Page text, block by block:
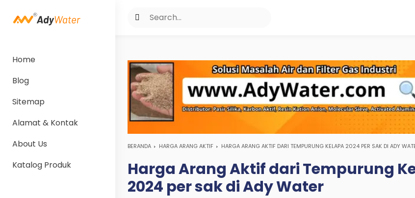
Home
Blog
Sitemap
Alamat & Kontak
About Us
Katalog Produk
BERANDA HARGA ARANG AKTIF HARGA ARANG AKTIF DARI TEMPURUNG KELAPA 2024 PER SAK DI ADY
Harga Arang Aktif dari Tempurung
2024 per sak di Ady Water